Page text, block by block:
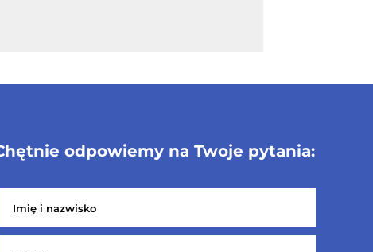
odpowiemy na Twoje pytania: